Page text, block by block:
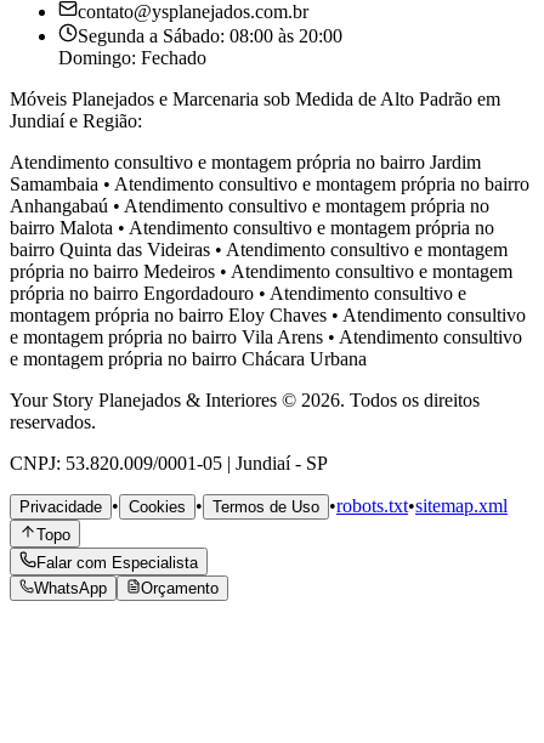
contato@ysplanejados.com.br
Segunda a Sábado: 08:00 às 20:00
Domingo: Fechado
Móveis Planejados e Marcenaria sob Medida de Alto Padrão em
Jundiaí e Região:
Atendimento consultivo e montagem própria no bairro Jardim
Samambaia • Atendimento consultivo e montagem própria no bairro
Anhangabaú • Atendimento consultivo e montagem própria no
bairro Malota • Atendimento consultivo e montagem própria no
bairro Quinta das Videiras • Atendimento consultivo e montagem
própria no bairro Medeiros • Atendimento consultivo e montagem
própria no bairro Engordadouro • Atendimento consultivo e
montagem própria no bairro Eloy Chaves • Atendimento consultivo
e montagem própria no bairro Vila Arens • Atendimento consultivo
e montagem própria no bairro Chácara Urbana
Your Story Planejados & Interiores © 2026. Todos os direitos
reservados.
CNPJ: 53.820.009/0001-05 | Jundiaí - SP
Privacidade • Cookies • Termos de Uso •robots.txt•sitemap.xml
Topo
Falar com Especialista
WhatsApp
Orçamento